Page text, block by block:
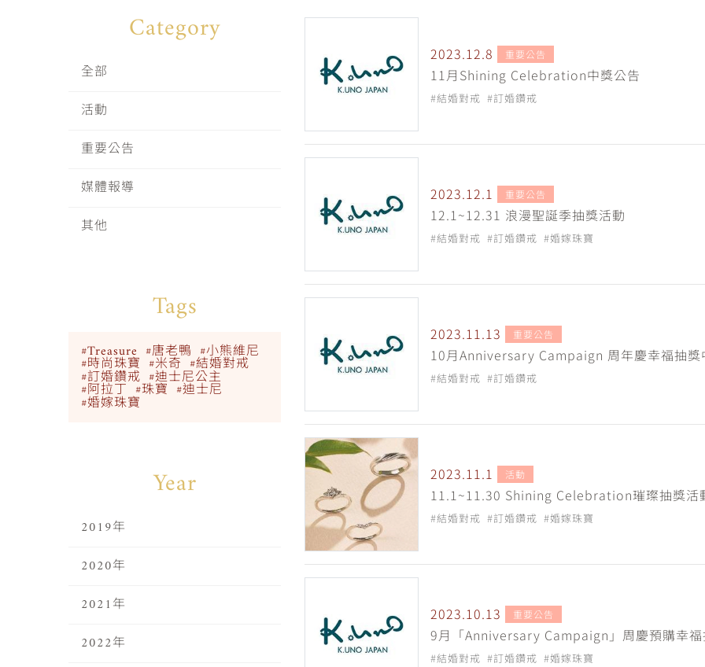
Category
全部
活動
重要公告
媒體報導
其他
Tags
#Treasure #唐老鴨 #小熊維尼
#時尚珠寶 #米奇 #結婚對戒
#訂婚鑽戒 #迪士尼公主
#阿拉丁 #珠寶 #迪士尼
#婚嫁珠寶
Year
2019年
2020年
2021年
2022年
2023.12.8 重要公告
11月Shining Celebration中獎公告
#結婚對戒 #訂婚鑽戒
2023.12.1 重要公告
12.1~12.31 浪漫聖誕季抽獎活動
#結婚對戒 #訂婚鑽戒 #婚嫁珠寶
2023.11.13 重要公告
10月Anniversary Campaign 周年慶幸福抽獎
#結婚對戒 #訂婚鑽戒
2023.11.1 活動
11.1~11.30 Shining Celebration璀璨抽獎活
#結婚對戒 #訂婚鑽戒 #婚嫁珠寶
2023.10.13 重要公告
9月「Anniversary Campaign」周慶預購幸
#結婚對戒 #訂婚鑽戒 #婚嫁珠寶